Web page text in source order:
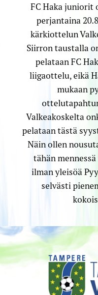
FC Haka juniorit
perjantaina
kärkiottelun
Siirron taustalla
pelataan FC
liigaottelu, eikä
mukaan
Valkeakoskelta
pelataan tästä
Näin ollen
tähän
ilman yleisöä
selvästi